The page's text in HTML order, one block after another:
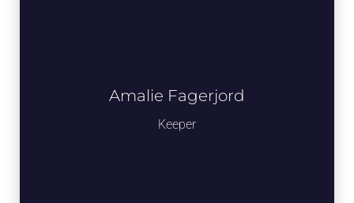
Amalie Fagerjord
Keeper